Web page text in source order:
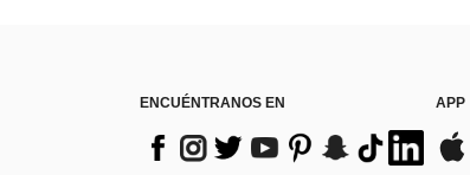
ENCUÉNTRANOS EN APP